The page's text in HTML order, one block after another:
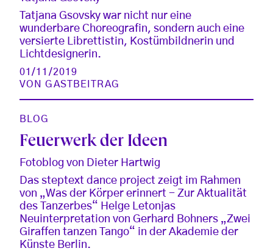
Tatjana Gsovsky war nicht nur eine
wunderbare Choreografin, sondern auch eine
versierte Librettistin, Kostümbildnerin und
Lichtdesignerin.
01/11/2019
VONGASTBEITRAG
BLOG
Feuerwerk der Ideen
Fotoblog von Dieter Hartwig
Das steptext dance project zeigt im Rahmen
von „Was der Körper erinnert - Zur Aktualität
des Tanzerbes“ Helge Letonjas
Neuinterpretation von Gerhard Bohners „Zwei
Giraffen tanzen Tango“ in der Akademie der
Künste Berlin.